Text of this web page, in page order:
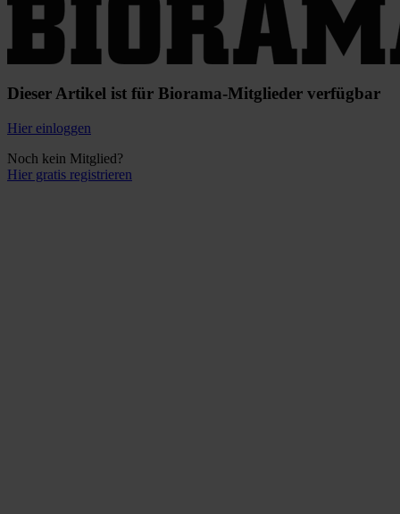
Dieser Artikel ist für Biorama-Mitglieder verfügbar
Hier einloggen
Noch kein Mitglied?
Hier gratis registrieren